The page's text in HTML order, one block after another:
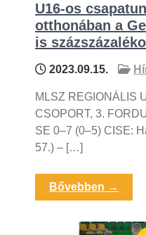
U16-os
otthonában a
is
2023.09.15.
MLSZ REGIONÁLIS
CSOPORT, 3.
SE 0–7 (0–5) CISE:
57.) – […]
Bővebben →